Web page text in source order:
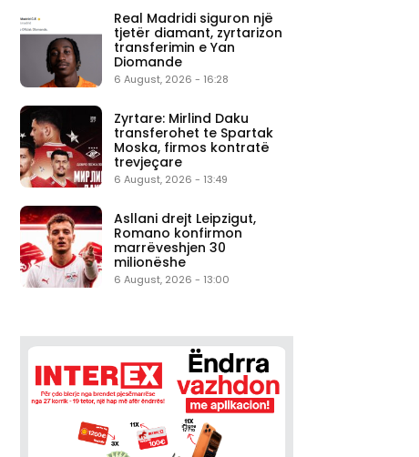
Real Madridi siguron një
tjetër diamant, zyrtarizon
transferimin e Yan
Diomande
6 August, 2026 - 16:28
Zyrtare: Mirlind Daku
transferohet te Spartak
Moska, firmos kontratë
trevjeçare
6 August, 2026 - 13:49
Asllani drejt Leipzigut,
Romano konfirmon
marrëveshjen 30
milionëshe
6 August, 2026 - 13:00